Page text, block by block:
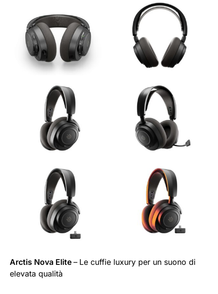
Arctis Nova Elite – Le cuffie luxury per un suono di
elevata qualità